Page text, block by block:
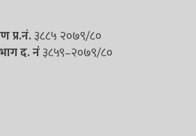
प्र.नं.३८८५ २०७९/८०
द. नंं३८५९–२०७९/८०